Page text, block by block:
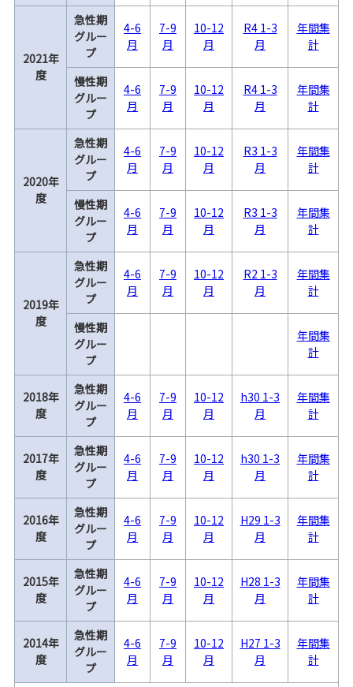
2021年
度
急性期
グルー
プ
4-6
月
7-9
月
10-12
月
R4 1-3
月
年間集
計
慢性期
グルー
プ
4-6
月
7-9
月
10-12
月
R4 1-3
月
年間集
計
2020年
度
急性期
グルー
プ
4-6
月
7-9
月
10-12
月
R3 1-3
月
年間集
計
慢性期
グルー
プ
4-6
月
7-9
月
10-12
月
R3 1-3
月
年間集
計
2019年
度
急性期
グルー
プ
4-6
月
7-9
月
10-12
月
R2 1-3
月
年間集
計
慢性期
グルー
プ
年間集
計
2018年
度
急性期
グルー
プ
4-6
月
7-9
月
10-12
月
h30 1-3
月
年間集
計
2017年
度
急性期
グルー
プ
4-6
月
7-9
月
10-12
月
h30 1-3
月
年間集
計
2016年
度
急性期
グルー
プ
4-6
月
7-9
月
10-12
月
H29 1-3
月
年間集
計
2015年
度
急性期
グルー
プ
4-6
月
7-9
月
10-12
月
H28 1-3
月
年間集
計
2014年
度
急性期
グルー
プ
4-6
月
7-9
月
10-12
月
H27 1-3
月
年間集
計